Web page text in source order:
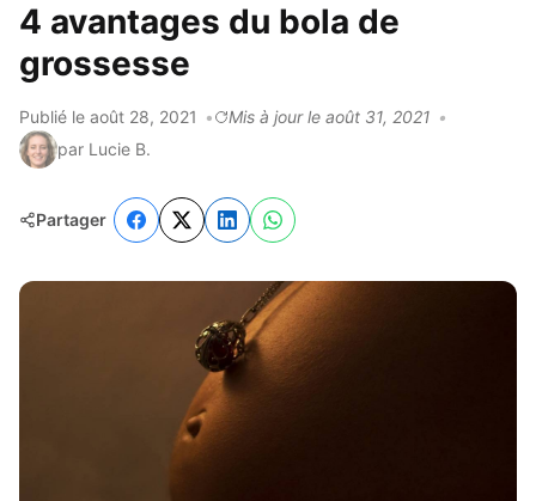
4 avantages du bola de
grossesse
Publié le août 28, 2021
Mis à jour le août 31, 2021
par Lucie B.
Partager